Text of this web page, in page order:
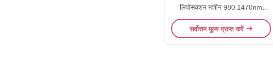
लिपोसक्शन मशीन 980 1470nm
डिवाइस
सर्वोत्तम मूल्य प्राप्त करें